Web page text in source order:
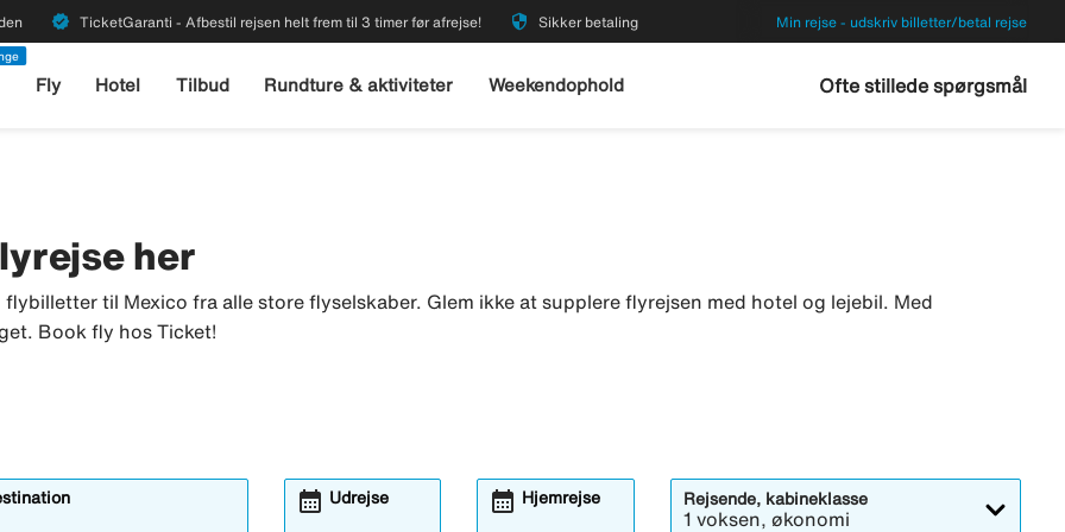
verified TicketGaranti - Afbestil rejsen helt frem til 3 timer før afrejse! security Sikker betaling Min rejse - udskriv billetter/betal rejse
Fly Hotel Tilbud Rundture & aktiviteter Weekendophold Ofte stillede spørgsmål
her
til Mexico fra alle store flyselskaber. Glem ikke at supplere flyrejsen med hotel og lejebil. Med
Book fly hos Ticket!
Udrejse
calendar_month Hjemrejse
calendar_month Rejsende, kabineklasse
1 voksen, økonomi